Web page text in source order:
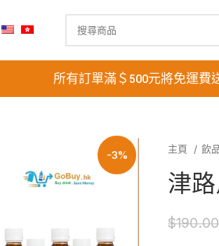
所有訂單滿＄500元將免運費
-3% 主頁 飲
津
$190.00